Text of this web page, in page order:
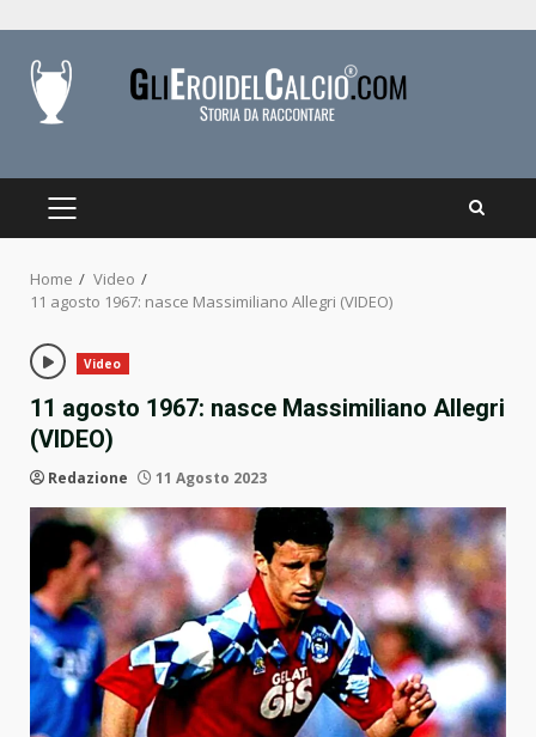
content
PRIMARY
Home
Video
11 agosto 1967: nasce Massimiliano Allegri (VIDEO)
Video
11 agosto 1967: nasce Massimiliano Allegri
(VIDEO)
Redazione 11 Agosto 2023